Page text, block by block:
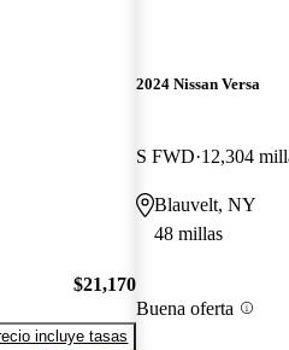
$21,170
incluye tasas
2024 Nissan Versa
S FWD 12,304
Blauvelt, NY
48 millas
Buena oferta